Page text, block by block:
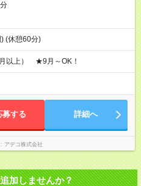
(休憩60分)
以上） ★9月～OK！
募する 詳細へ
アデコ株式会社
加しませんか？